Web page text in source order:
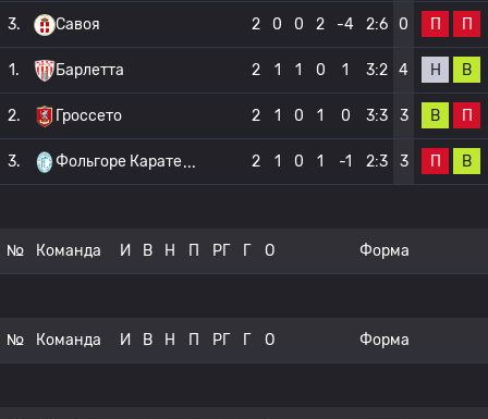
3. Савоя 2 0 0 2 -4 2:6 0 П П
1. Барлетта 2 1 1 0 1 3:2 4 Н В
2. Гроссето 2 1 0 1 0 3:3 3 В П
3. Фольгоре Карате 2 1 0 1 -1 2:3 3 П В
№ Команда И В Н П РГ Г О Форма
№ Команда И В Н П РГ Г О Форма